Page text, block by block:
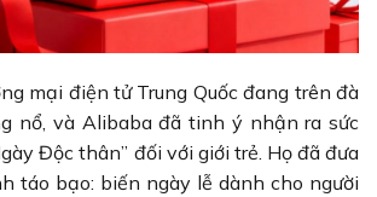
mại điện tử Trung Quốc đang trên đà
nổ, và Alibaba đã tinh ý nhận ra sức
Độc thân” đối với giới trẻ. Họ đã đưa
táo bạo: biến ngày lễ dành cho người